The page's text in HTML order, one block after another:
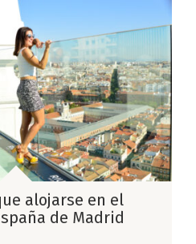
alojarse en el
de Madrid